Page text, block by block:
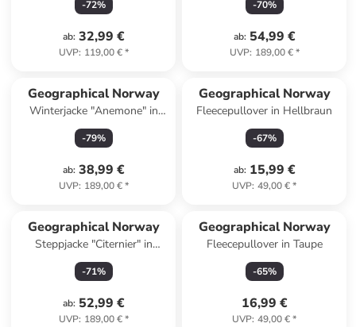
-72%
ab: 32,99 €
UVP: 119,00 €*
-70%
ab: 54,99 €
UVP: 189,00 €*
Geographical Norway
Winterjacke "Anemone" in
Schwarz
-79%
ab: 38,99 €
UVP: 189,00 €*
Geographical Norway
Fleecepullover in Hellbraun
-67%
ab: 15,99 €
UVP: 49,00 €*
Geographical Norway
Steppjacke "Citernier" in
Schwarz
-71%
ab: 52,99 €
UVP: 189,00 €*
Geographical Norway
Fleecepullover in Taupe
-65%
16,99 €
UVP: 49,00 €*